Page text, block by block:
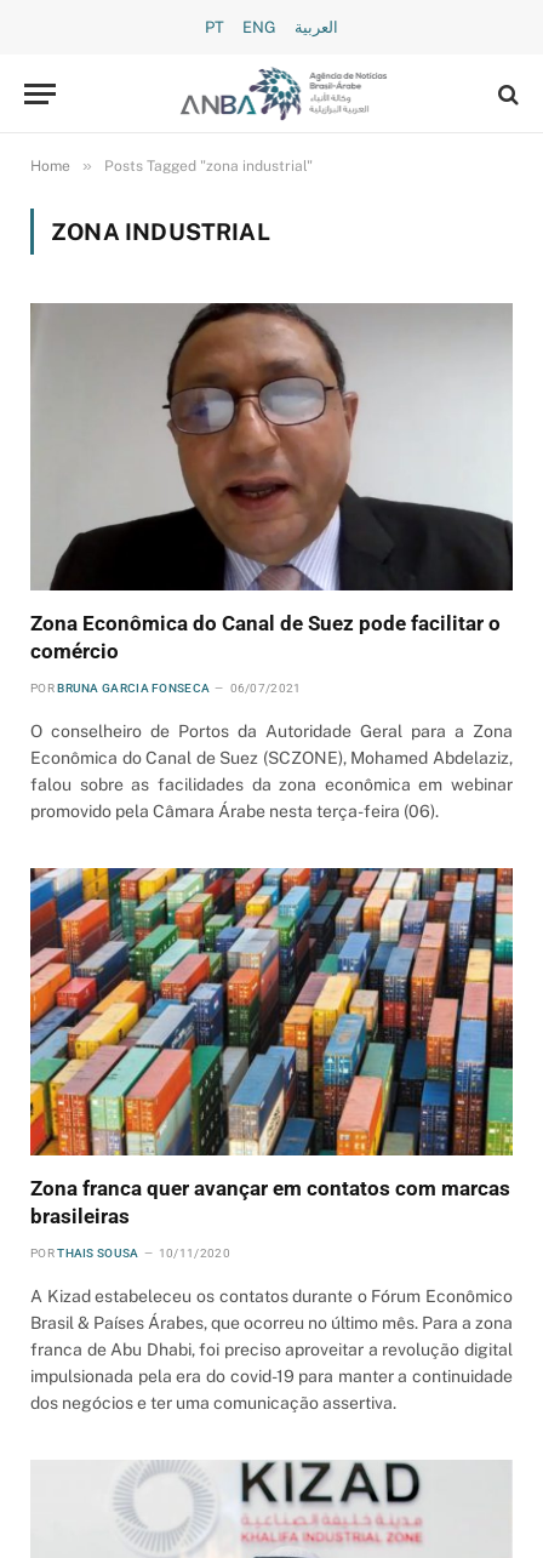
PT ENG العربية
Home » Posts Tagged "zona industrial"
ZONA INDUSTRIAL
Zona Econômica do Canal de Suez pode facilitar o
comércio
POR BRUNA GARCIA FONSECA 06/07/2021
O conselheiro de Portos da Autoridade Geral para a Zona
Econômica do Canal de Suez (SCZONE), Mohamed Abdelaziz,
falou sobre as facilidades da zona econômica em webinar
promovido pela Câmara Árabe nesta terça-feira (06).
Zona franca quer avançar em contatos com marcas
brasileiras
POR THAIS SOUSA 10/11/2020
A Kizad estabeleceu os contatos durante o Fórum Econômico
Brasil & Países Árabes, que ocorreu no último mês. Para a zona
franca de Abu Dhabi, foi preciso aproveitar a revolução digital
impulsionada pela era do covid-19 para manter a continuidade
dos negócios e ter uma comunicação assertiva.